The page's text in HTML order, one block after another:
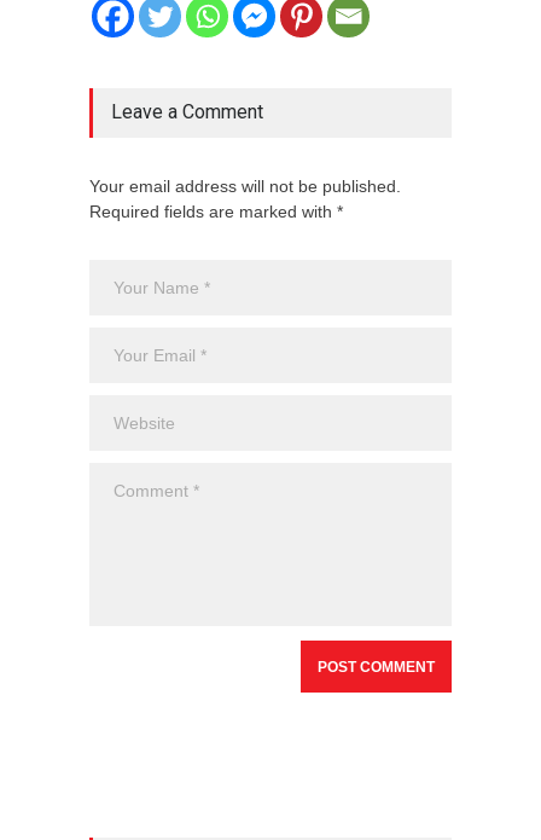
Leave a Comment
Your email address will not be published.
Required fields are marked with *